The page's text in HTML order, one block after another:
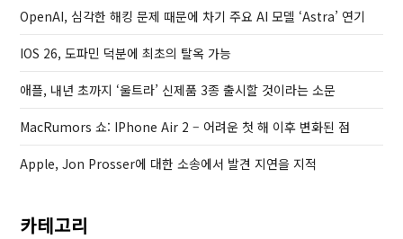
P
o
s
OpenAI, 심각한 해킹 문제 때문에 차기 주요 AI 모델 ‘Astra’ 연기
IOS 26, 도파민 덕분에 최초의 탈옥 가능
애플, 내년 초까지 ‘울트라’ 신제품 3종 출시할 것이라는 소문
MacRumors 쇼: IPhone Air 2 – 어려운 첫 해 이후 변화된 점
Apple, Jon Prosser에 대한 소송에서 발견 지연을 지적
카테고리